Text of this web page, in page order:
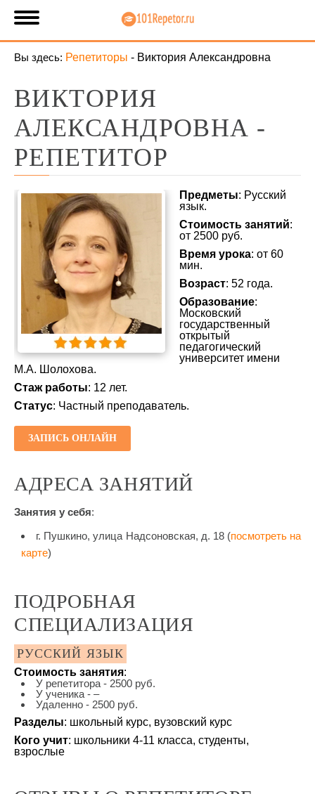
Вы здесь: Репетиторы - Виктория Александровна
ВИКТОРИЯ
АЛЕКСАНДРОВНА -
РЕПЕТИТОР
Предметы: Русский
язык.
Стоимость занятий:
от 2500 руб.
Время урока: от 60
мин.
Возраст: 52 года.
Образование:
Московский
государственный
открытый
педагогический
университет имени
М.А. Шолохова.
Стаж работы: 12 лет.
Статус: Частный преподаватель.
ЗАПИСЬ ОНЛАЙН
АДРЕСА ЗАНЯТИЙ
Занятия у себя:
г. Пушкино, улица Надсоновская, д. 18 (посмотреть на
карте)
ПОДРОБНАЯ
СПЕЦИАЛИЗАЦИЯ
РУССКИЙ ЯЗЫК
Стоимость занятия:
У репетитора - 2500 руб.
У ученика - –
Удаленно - 2500 руб.
Разделы: школьный курс, вузовский курс
Кого учит: школьники 4-11 класса, студенты,
взрослые